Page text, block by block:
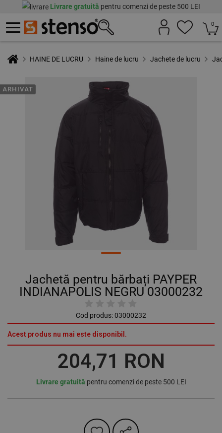
Livrare gratuită pentru comenzi de peste 500 LEI
0
HAINE DE LUCRU Haine de lucru Jachete de lucru
ARHIVAT
Jachetă pentru bărbați PAYPER
INDIANAPOLIS NEGRU 03000232
Cod produs:03000232
Acest produs nu mai este disponibil.
204,71 RON
Livrare gratuită pentru comenzi de peste 500 LEI